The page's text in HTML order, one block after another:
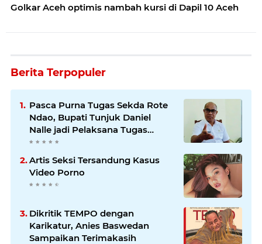
Golkar Aceh optimis nambah kursi di Dapil 10 Aceh
Berita Terpopuler
Pasca Purna Tugas Sekda Rote
Ndao, Bupati Tunjuk Daniel
Nalle jadi Pelaksana Tugas
Harian.
Artis Seksi Tersandung Kasus
Video Porno
Dikritik TEMPO dengan
Karikatur, Anies Baswedan
Sampaikan Terimakasih